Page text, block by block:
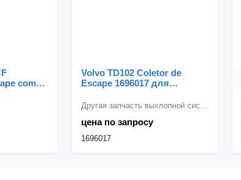
com
Volvo TD102 Coletor de
Escape 1696017 для
цена по запросу
1696017